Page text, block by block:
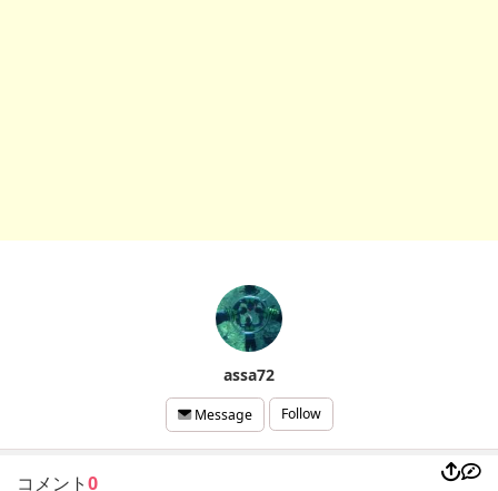
assa72
Message Follow
コメント0